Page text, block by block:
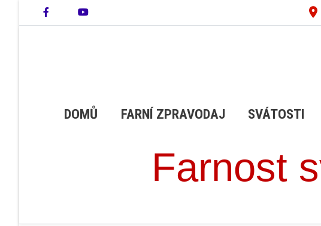
DOMŮ FARNÍ ZPRAVODAJ SVÁTOSTI
Farnost